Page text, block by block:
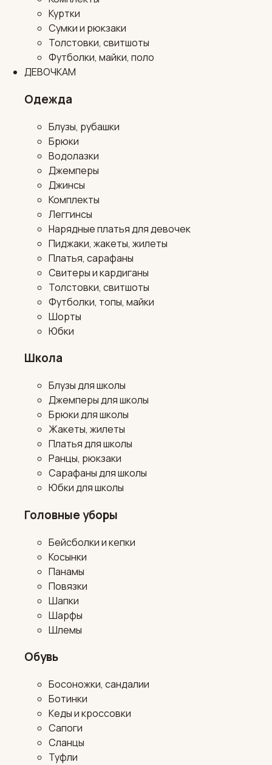
Куртки
Сумки и рюкзаки
Толстовки, свитшоты
Футболки, майки, поло
ДЕВОЧКАМ
Одежда
Блузы, рубашки
Брюки
Водолазки
Джемперы
Джинсы
Комплекты
Леггинсы
Нарядные платья для девочек
Пиджаки, жакеты, жилеты
Платья, сарафаны
Свитеры и кардиганы
Толстовки, свитшоты
Футболки, топы, майки
Шорты
Юбки
Школа
Блузы для школы
Джемперы для школы
Брюки для школы
Жакеты, жилеты
Платья для школы
Ранцы, рюкзаки
Сарафаны для школы
Юбки для школы
Головные уборы
Бейсболки и кепки
Косынки
Панамы
Повязки
Шапки
Шарфы
Шлемы
Обувь
Босоножки, сандалии
Ботинки
Кеды и кроссовки
Сапоги
Сланцы
Туфли